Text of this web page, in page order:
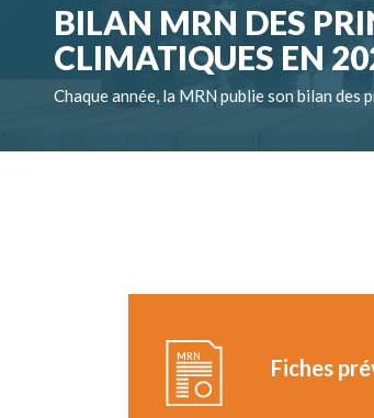
BILAN MRN DES
CLIMATIQUES EN
Chaque année, la MRN publie son bilan
Fiches